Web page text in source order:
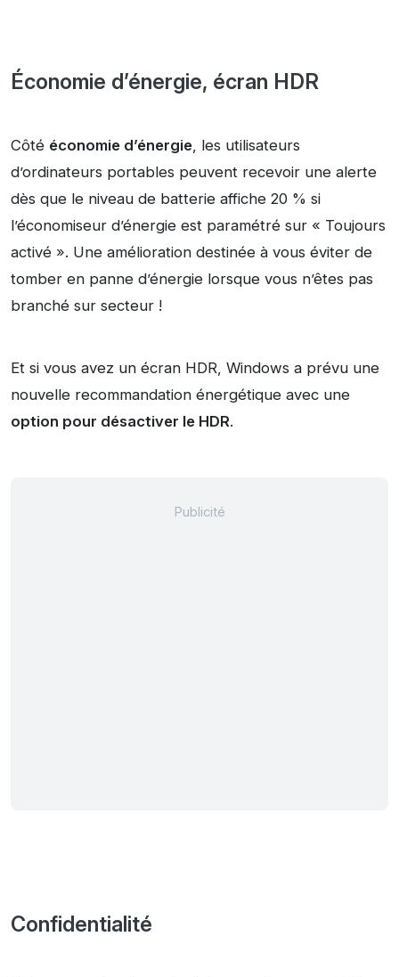
Économie d’énergie, écran HDR
Côté économie d’énergie , les utilisateurs
d’ordinateurs portables peuvent recevoir une alerte
dès que le niveau de batterie affiche 20 % si
l’économiseur d’énergie est paramétré sur « Toujours
activé ». Une amélioration destinée à vous éviter de
tomber en panne d’énergie lorsque vous n’êtes pas
branché sur secteur !
Et si vous avez un écran HDR, Windows a prévu une
nouvelle recommandation énergétique avec une
option pour désactiver le HDR.
Confidentialité